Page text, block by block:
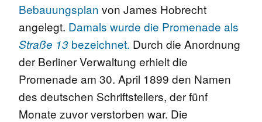
Bebauungsplan von James Hobrecht
angelegt. Damals wurde die Promenade als
Straße 13 bezeichnet. Durch die Anordnung
der Berliner Verwaltung erhielt die
Promenade am 30. April 1899 den Namen
des deutschen Schriftstellers, der fünf
Monate zuvor verstorben war. Die